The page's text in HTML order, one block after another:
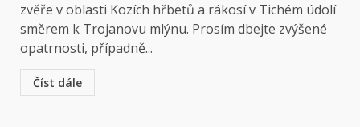
zvěře v oblasti Kozích hřbetů a rákosí v Tichém údolí
směrem k Trojanovu mlýnu. Prosím dbejte zvýšené
opatrnosti, případně...
Číst dále